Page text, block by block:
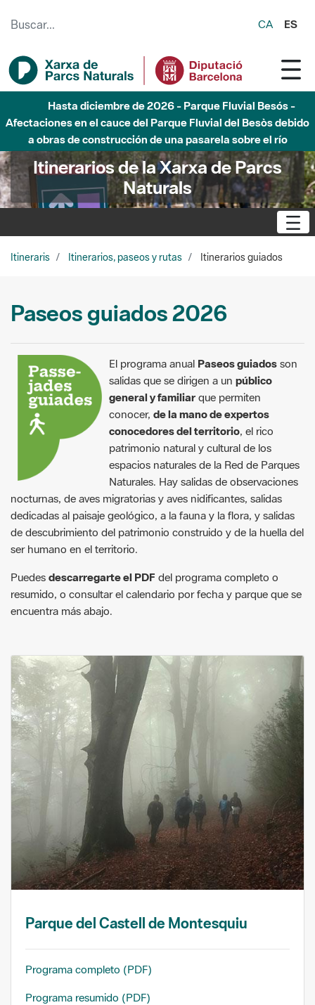
CA ES
Hasta diciembre de 2026 - Parque Fluvial Besós -
Afectaciones en el cauce del Parque Fluvial del Besòs debido
a obras de construcción de una pasarela sobre el río
Itinerarios de la Xarxa de Parcs
Naturals
Itineraris Itinerarios, paseos y rutas Itinerarios guiados
Paseos guiados 2026
El programa anual Paseos guiados son
salidas que se dirigen a un público
general y familiar que permiten
conocer, de la mano de expertos
conocedores del territorio, el rico
patrimonio natural y cultural de los
espacios naturales de la Red de Parques
Naturales. Hay salidas de observaciones
nocturnas, de aves migratorias y aves nidificantes, salidas
dedicadas al paisaje geológico, a la fauna y la flora, y salidas
de descubrimiento del patrimonio construido y de la huella del
ser humano en el territorio.
Puedes descarregarte el PDF del programa completo o
resumido, o consultar el calendario por fecha y parque que se
encuentra más abajo.
Parque del Castell de Montesquiu
Programa completo (PDF)
Programa resumido (PDF)